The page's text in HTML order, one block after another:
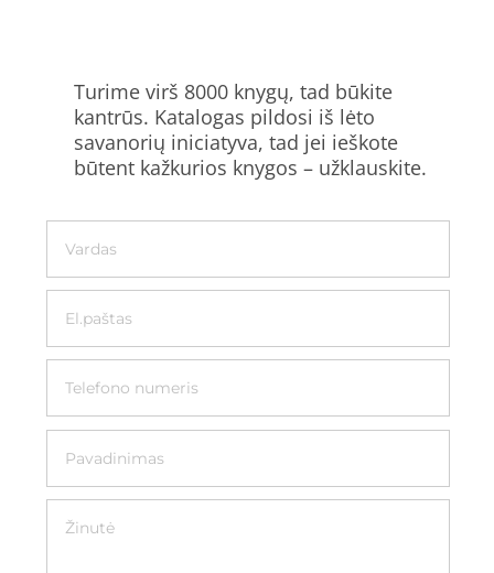
Turime virš 8000 knygų, tad būkite
kantrūs. Katalogas pildosi iš lėto
savanorių iniciatyva, tad jei ieškote
būtent kažkurios knygos – užklauskite.